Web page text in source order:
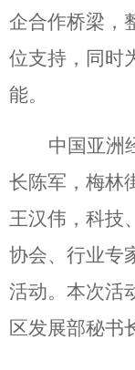
企合作桥梁，
位支持，同时
能。
中国亚洲
长陈军，梅林
王汉伟，科技
协会、行业专
活动。本次活
区发展部秘书